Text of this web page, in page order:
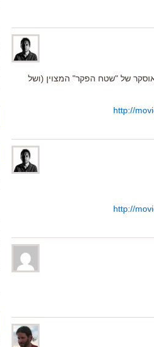
של "שטח הפקר" המצוין (ושל
http://
http://